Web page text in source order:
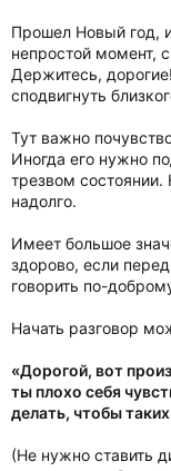
Прошел Новый год,
непростой момент,
Держитесь,
сподвигнуть
Тут важно
Иногда его нужно
трезвом состоянии.
надолго.
Имеет большое
здорово, если
говорить по-
Начать разговор
«Дорогой, вот
ты плохо себя
делать, чтобы
(Не нужно ставить